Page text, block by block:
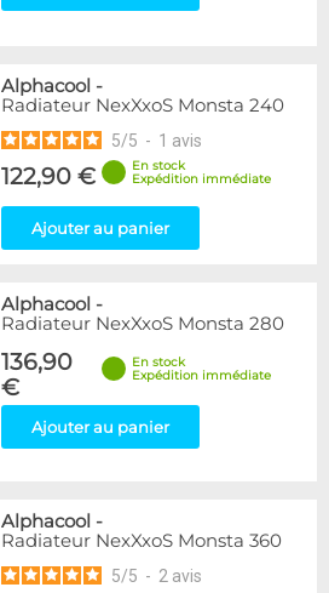
Alphacool -
Radiateur NexXxoS Monsta 240
5/5 - 1 avis
122,90 €
En stock
Expédition immédiate
Ajouter au panier
Alphacool -
Radiateur NexXxoS Monsta 280
136,90
€
En stock
Expédition immédiate
Ajouter au panier
Alphacool -
Radiateur NexXxoS Monsta 360
5/5 - 2 avis